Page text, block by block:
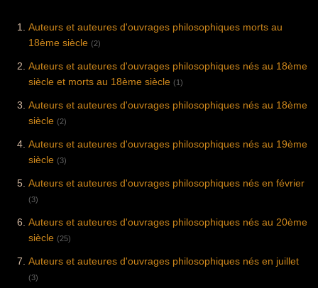
Auteurs et auteures d'ouvrages philosophiques morts au
18ème siècle (2)
Auteurs et auteures d'ouvrages philosophiques nés au 18ème
siècle et morts au 18ème siècle (1)
Auteurs et auteures d'ouvrages philosophiques nés au 18ème
siècle (2)
Auteurs et auteures d'ouvrages philosophiques nés au 19ème
siècle (3)
Auteurs et auteures d'ouvrages philosophiques nés en février
(3)
Auteurs et auteures d'ouvrages philosophiques nés au 20ème
siècle (25)
Auteurs et auteures d'ouvrages philosophiques nés en juillet
(3)